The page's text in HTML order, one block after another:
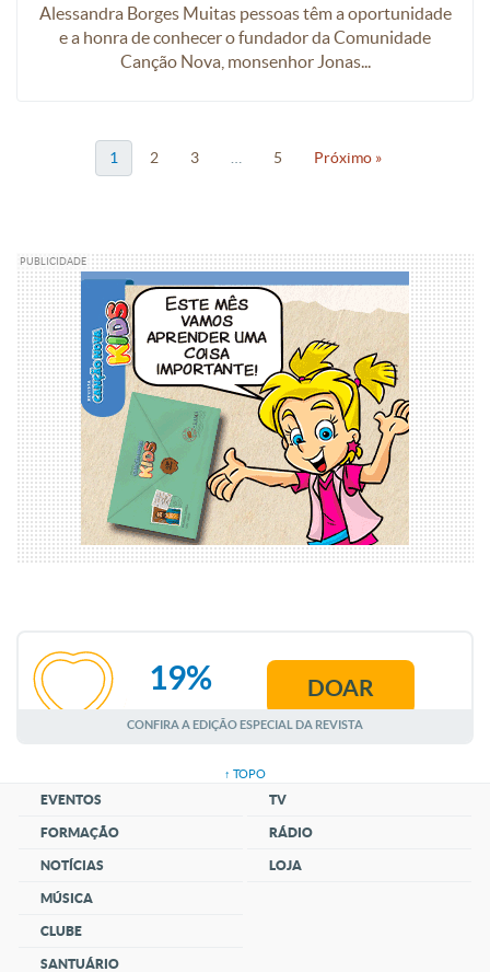
Alessandra Borges Muitas pessoas têm a oportunidade
e a honra de conhecer o fundador da Comunidade
Canção Nova, monsenhor Jonas...
1 2 3 5 Próximo »
PUBLICIDADE
AGOSTO
19% DOAR
CONFIRA A EDIÇÃO ESPECIAL DA REVISTA
↑ TOPO
EVENTOS
FORMAÇÃO
NOTÍCIAS
MÚSICA
CLUBE
SANTUÁRIO
TV
RÁDIO
LOJA